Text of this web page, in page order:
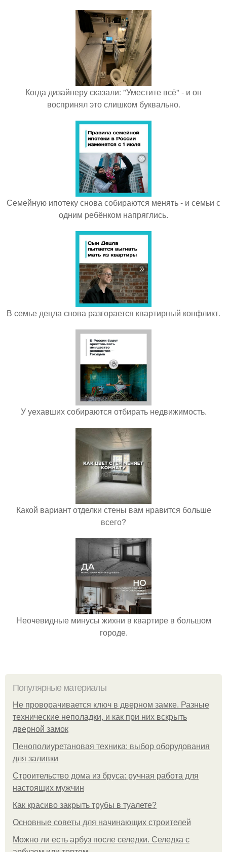
Когда дизайнеру сказали: "Уместите всё" - и он
воспринял это слишком буквально.
Семейную ипотеку снова собираются менять - и семьи с
одним ребёнком напряглись.
В семье децла снова разгорается квартирный конфликт.
У уехавших собираются отбирать недвижимость.
Какой вариант отделки стены вам нравится больше
всего?
Неочевидные минусы жихни в квартире в большом
городе.
Популярные материалы
Не проворачивается ключ в дверном замке. Разные
технические неполадки, и как при них вскрыть
дверной замок
Пенополиуретановая техника: выбор оборудования
для заливки
Строительство дома из бруса: ручная работа для
настоящих мужчин
Как красиво закрыть трубы в туалете?
Основные советы для начинающих строителей
Можно ли есть арбуз после селедки. Селедка с